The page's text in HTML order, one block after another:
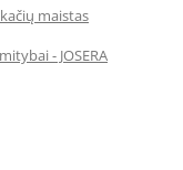
maistas
- JOSERA